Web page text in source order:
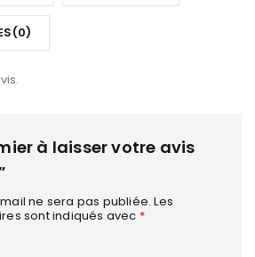
auxsports de combat
0)
à laisser votre avis
ne sera pas publiée. Les
sont indiqués avec *